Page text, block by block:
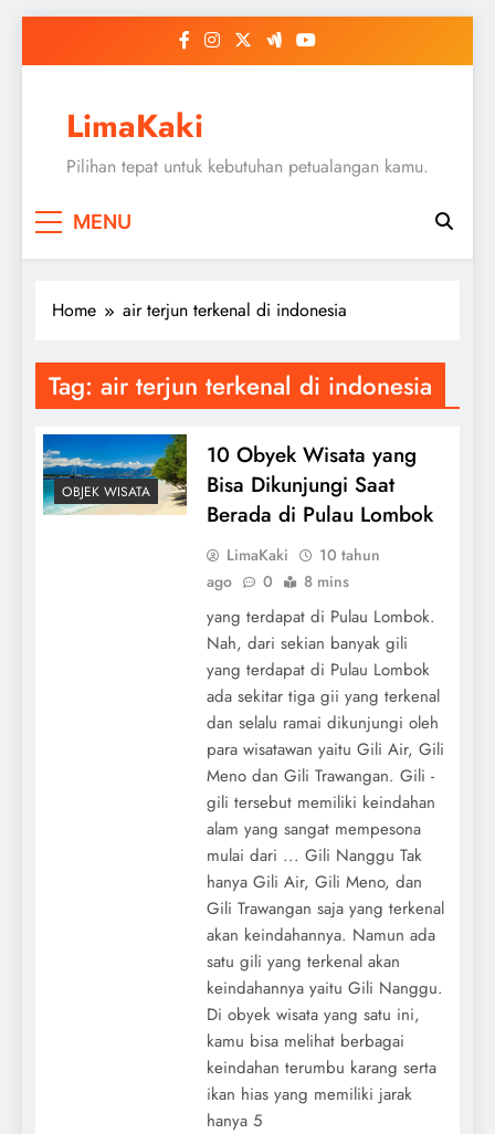
LimaKaki
Pilihan tepat untuk kebutuhan petualangan kamu.
MENU
Home air terjun terkenal di indonesia
Tag: air terjun terkenal di indonesia
OBJEK WISATA
10 Obyek Wisata yang
Bisa Dikunjungi Saat
Berada di Pulau Lombok
LimaKaki
10 tahun
ago
0 8 mins
yang terdapat di Pulau Lombok.
Nah, dari sekian banyak gili
yang terdapat di Pulau Lombok
ada sekitar tiga gii yang terkenal
dan selalu ramai dikunjungi oleh
para wisatawan yaitu Gili Air, Gili
Meno dan Gili Trawangan. Gili -
gili tersebut memiliki keindahan
alam yang sangat mempesona
mulai dari ... Gili Nanggu Tak
hanya Gili Air, Gili Meno, dan
Gili Trawangan saja yang terkenal
akan keindahannya. Namun ada
satu gili yang terkenal akan
keindahannya yaitu Gili Nanggu.
Di obyek wisata yang satu ini,
kamu bisa melihat berbagai
keindahan terumbu karang serta
ikan hias yang memiliki jarak
hanya 5